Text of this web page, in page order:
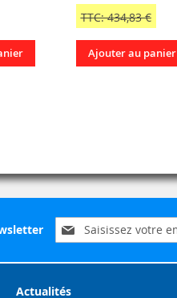
TTC: 434,83 €
Ajouter au panier
Inscription
à
d’information
Actualités